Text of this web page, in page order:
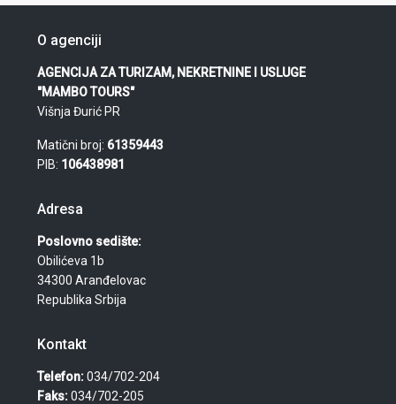
O agenciji
AGENCIJA ZA TURIZAM, NEKRETNINE I USLUGE
"MAMBO TOURS"
Višnja Đurić PR
Matični broj: 61359443
PIB: 106438981
Adresa
Poslovno sedište:
Obilićeva 1b
34300 Aranđelovac
Republika Srbija
Kontakt
Telefon:034/702-204
Faks:034/702-205